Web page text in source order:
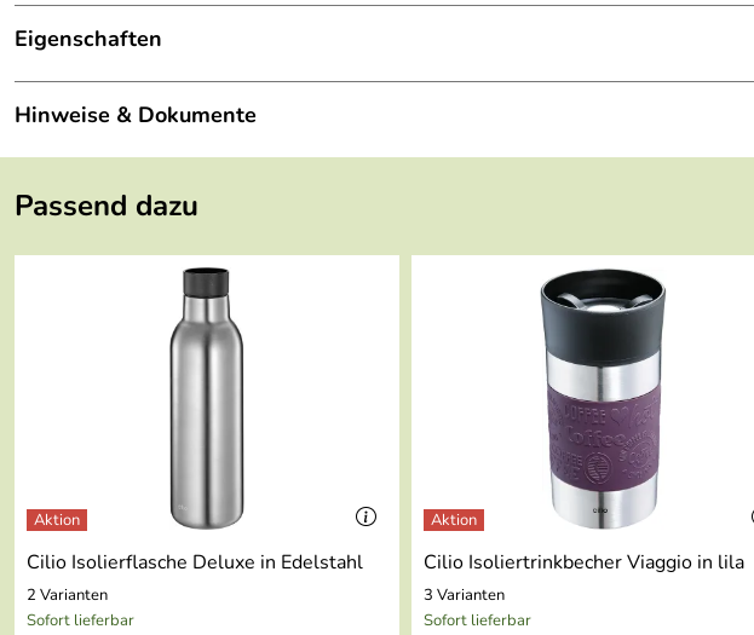
Eigenschaften
Pflege:
wasserdicht, auswaschbar
Farbe:
floral (dunkelgrau)
51 cm
15,5 cm
mit 2 robusten Tragegriffen
Hinweise & Dokumente
Hier erfahren Sie alles über Picknick, leckere Rezepte und hilfreiche Tipps für ein
Passend dazu
Cilio Isolierflasche Deluxe in Edelstahl
2 Varianten
Sofort lieferbar
Cilio Isoliertrinkbecher Viaggio in lila
3 Varianten
Sofort lieferbar